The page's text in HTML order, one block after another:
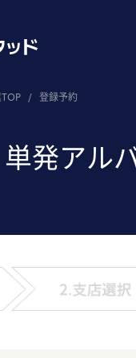
/ 登録予約
単発アル